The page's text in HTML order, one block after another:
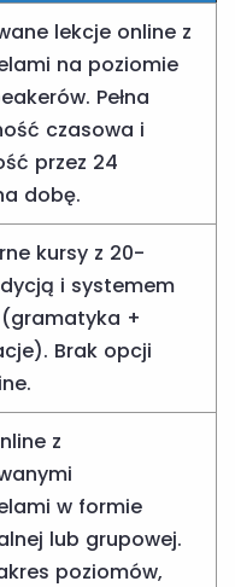
lekcje online z
na poziomie
Pełna
czasowa i
przez 24
dobę.
kursy z 20-
i systemem
+
Brak opcji
z
w formie
lub grupowej.
poziomów,